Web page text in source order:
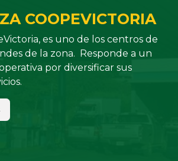
COOPEVICTORIA
es uno de los centros de
de la zona. Responde a un
por diversificar sus